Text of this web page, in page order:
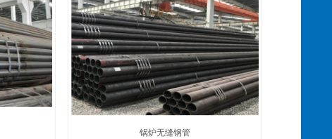
锅炉无缝钢管